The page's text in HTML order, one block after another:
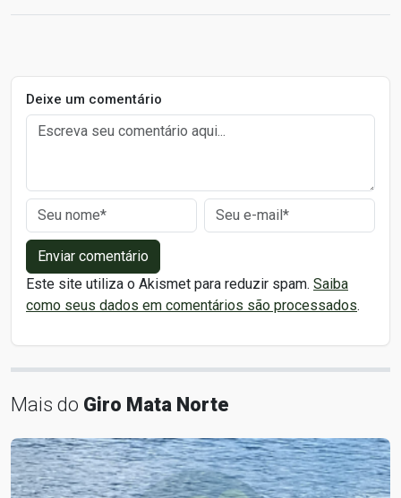
Deixe um comentário
Enviar comentário
Este site utiliza o Akismet para reduzir spam. Saiba
como seus dados em comentários são processados.
Mais do Giro Mata Norte